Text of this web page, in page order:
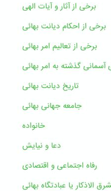
برخی از آثار و آیات الهی
برخی از احکام دیانت بهائی
برخی از تعالیم امر بهائی
آسمانی گذشته به امر بهائی
تاریخ دیانت بهائی
جامعه جهانی بهائی
خانواده
دعا و نیایش
رفاه اجتماعی و اقتصادی
الاذکار یا عبادتگاه بهائی